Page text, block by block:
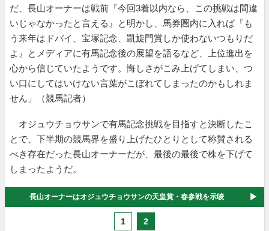
だ、長山オーナーは戦前『今回3着以内なら、この挑戦は間違
いじゃなかったと言える』と明かし、馬券圏内に入れば『も
う来年はドバイ、宝塚記念、凱旋門賞しか使わないつもりだ
よ』とメディアに有馬記念後の展望を語るなど、上位進出を
心から信じていたようです。悔しさがこみ上げてしまい、つ
い口にしてはいけない言葉がこぼれてしまったのかもしれま
せん」（競馬記者）
オジュウチョウサンで有馬記念挑戦を目指すと決断したこ
とで、下半期の競馬界を盛り上げたひとりとして称賛される
べき存在だった長山オーナーだが、最後の最後で株を下げて
しまったようだ。
長山オーナーはオジュウチョウサンの天皇賞・春参戦を示唆
1 2